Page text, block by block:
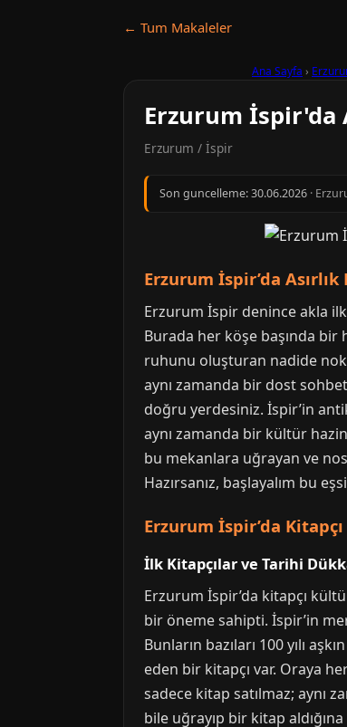
← Tum Makaleler
Ana Sayfa ›
Erzurum İspir'da
Erzurum / İspir
Son guncelleme:30.06.2026 ·
Erzurum İspir’da
Erzurum İspir denince akla
Burada her köşe başında bir
ruhunu oluşturan nadide
aynı zamanda bir dost
doğru yerdesiniz. İspir’in
aynı zamanda bir kültür
bu mekanlara uğrayan ve
Hazırsanız, başlayalım bu
Erzurum İspir’da
İlk Kitapçılar ve Tarihi
Erzurum İspir’da kitapçı
bir öneme sahipti. İspir’in
Bunların bazıları 100 yılı
eden bir kitapçı var. Oraya
sadece kitap satılmaz; aynı
bile uğrayıp bir kitap